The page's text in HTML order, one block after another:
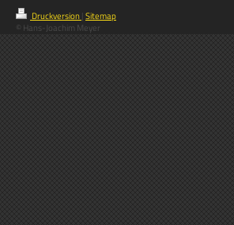
Druckversion|Sitemap
© Hans-Joachim Meyer